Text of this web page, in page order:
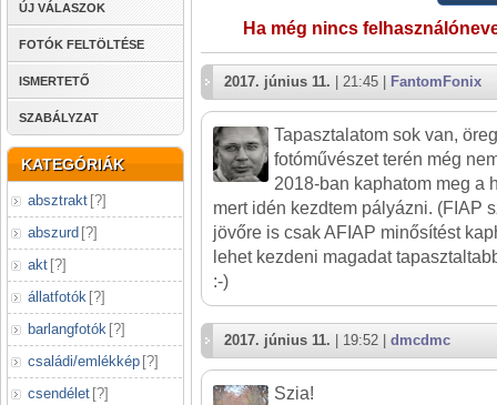
ÚJ VÁLASZOK
FOTÓK FELTÖLTÉSE
ISMERTETŐ
SZABÁLYZAT
KATEGÓRIÁK
absztrakt [?]
abszurd [?]
akt [?]
állatfotók [?]
barlangfotók [?]
családi/emlékkép [?]
csendélet [?]
Ha még nincs
2017. június 11. | 21:45 | FantomFonix
Tapasztalatom sok van,
fotóművészet terén még
2018-ban kaphatom meg a
mert idén kezdtem pályázni. (FIAP
jövőre is csak AFIAP minősítést
lehet kezdeni magadat
:-)
2017. június 11. | 19:52 | dmcdmc
Szia!